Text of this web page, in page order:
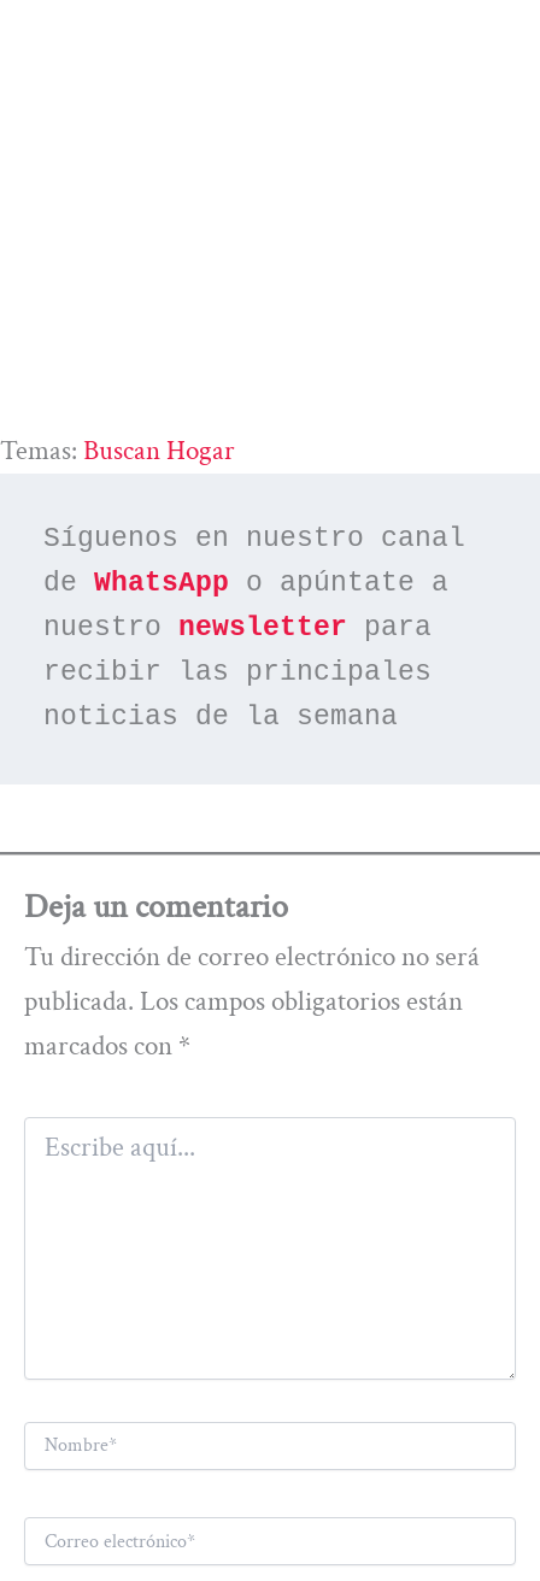
Temas: Buscan Hogar
Síguenos en nuestro canal
de WhatsApp o apúntate a
nuestro newsletter para
recibir las principales
noticias de la semana
Deja un comentario
Tu dirección de correo electrónico no será
publicada. Los campos obligatorios están
marcados con *
aquí...
Nombre*
electrónico*